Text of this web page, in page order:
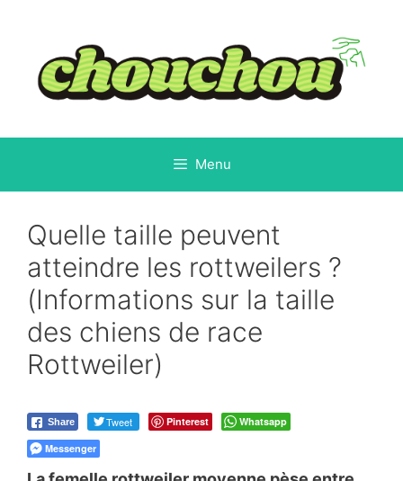
contenu
Menu
Quelle taille peuvent
atteindre les rottweilers ?
(Informations sur la taille
des chiens de race
Rottweiler)
Share Tweet Pinterest
Whatsapp
Messenger